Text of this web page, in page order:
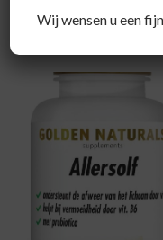
Recent
Wij wensen u een